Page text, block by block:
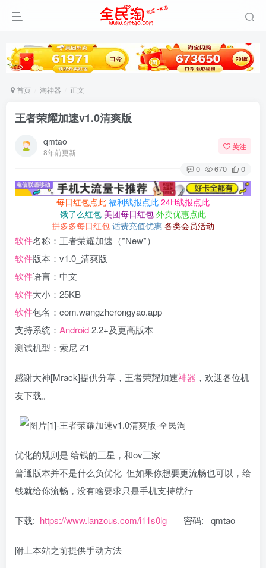
首页 淘神器 正文
王者荣耀加速v1.0清爽版
qmtao
8年前更新
关注
0 670 0
每日红包点此 福利线报点此 24H线报点此
饿了么红包 美团每日红包 外卖优惠点此
拼多多每日红包 话费充值优惠 各类会员活动
软件名称：王者荣耀加速（*New*）
软件版本：v1.0_清爽版
软件语言：中文
软件大小：25KB
软件包名：com.wangzherongyao.app
支持系统： Android2.2+及更高版本
测试机型：索尼 Z1
感谢大神[Mrack]提供分享，王者荣耀加速神器 ，欢迎各位机
友下载。
优化的规则是 给钱的三星，和ov三家
普通版本并不是什么负优化 但如果你想要更流畅也可以，给
钱就给你流畅，没有啥要求只是手机支持就行
下载: https://www.lanzous.com/i11s0lg 密码: qmtao
附上本站之前提供手动方法